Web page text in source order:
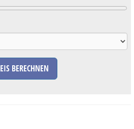
BERECHNEN